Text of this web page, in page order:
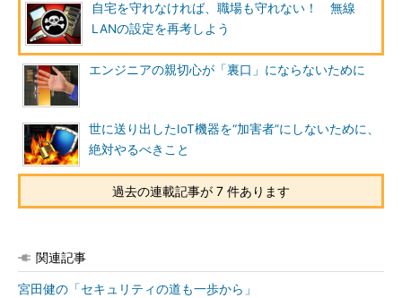
自宅を守れなければ、職場も守れない！ 無線
LANの設定を再考しよう
エンジニアの親切心が「裏口」にならないために
世に送り出したIoT機器を“加害者”にしないために、
絶対やるべきこと
過去の連載記事が 7 件あります
関連記事
宮田健の「セキュリティの道も一歩から」